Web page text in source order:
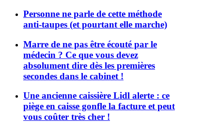
Personne ne parle de cette méthode
anti-taupes (et pourtant elle marche)
Marre de ne pas être écouté par le
médecin ? Ce que vous devez
absolument dire dès les premières
secondes dans le cabinet !
Une ancienne caissière Lidl alerte : ce
piège en caisse gonfle la facture et peut
vous coûter très cher !